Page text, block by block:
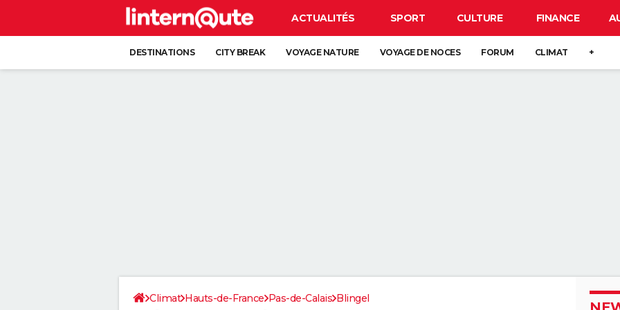
ACTUALITÉS SPORT CULTURE FINANCE
DESTINATIONS CITY BREAK VOYAGE NATURE VOYAGE DE NOCES FORUM CLIMAT +
Climat Hauts-de-France Pas-de-Calais Blingel